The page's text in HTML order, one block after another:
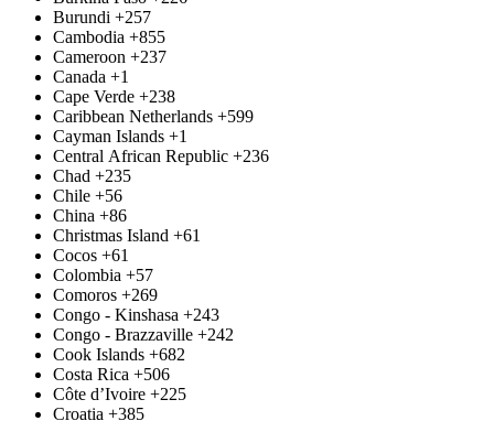
Burundi +257
Cambodia +855
Cameroon +237
Canada +1
Cape Verde +238
Caribbean Netherlands +599
Cayman Islands +1
Central African Republic +236
Chad +235
Chile +56
China +86
Christmas Island +61
Cocos +61
Colombia +57
Comoros +269
Congo - Kinshasa +243
Congo - Brazzaville +242
Cook Islands +682
Costa Rica +506
Côte d’Ivoire +225
Croatia +385